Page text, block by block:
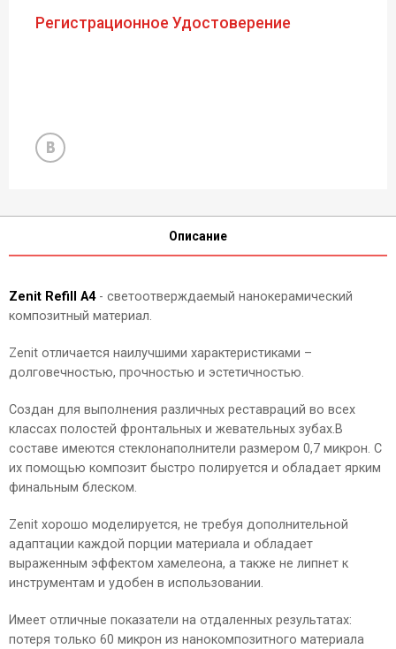
Регистрационное Удостоверение
Описание
Zenit Refill А4- cветоотверждаемый нанокерамический
композитный материал.
Zenit отличается наилучшими характеристиками –
долговечностью, прочностью и эстетичностью.
Создан для выполнения различных реставраций во всех
классах полостей фронтальных и жевательных зубах.В
составе имеются стеклонаполнители размером 0,7 микрон. С
их помощью композит быстро полируется и обладает ярким
финальным блеском.
Zenit хорошо моделируется, не требуя дополнительной
адаптации каждой порции материала и обладает
выраженным эффектом хамелеона, а также не липнет к
инструментам и удобен в использовании.
Имеет отличные показатели на отдаленных результатах:
потеря только 60 микрон из нанокомпозитного материала